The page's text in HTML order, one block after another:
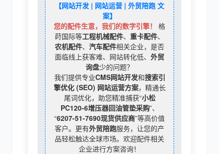
【网站开发 | 网站运营 | 外贸陪跑 文
案】
您的配件生意，我们的数字引擎！
格
莳国际等工程机械配件、 重卡配件、
农机配件、 汽车配件相关企业，是否
面临线上获客难、网站转化低、 外贸
询盘少的问题？
我们提供专业CMS网站开发和搜索引
擎优化 (SEO) 网站运营方案，精通长
尾词优化，助您精准捕获“小松
PC120-6增压器回油管垫采购”、
“6207-51-7690现货供应商”等高价值
客户。更有外贸陪跑服务，让您的产
品轻松触达全球市场。欢迎配件相关
企业进行方案咨询！